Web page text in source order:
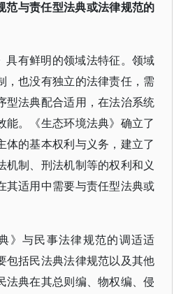
范与责任型法典或法律规范的
具有鲜明的领域法特征。领域
，也没有独立的法律责任，需
型法典配合适用，在法治系统
能。《生态环境法典》确立了
体的基本权利与义务，建立了
机制、刑法机制等的权利和义
其适用中需要与责任型法典或
》与民事法律规范的调适适
包括民法典法律规范以及其他
法典在其总则编、物权编、侵